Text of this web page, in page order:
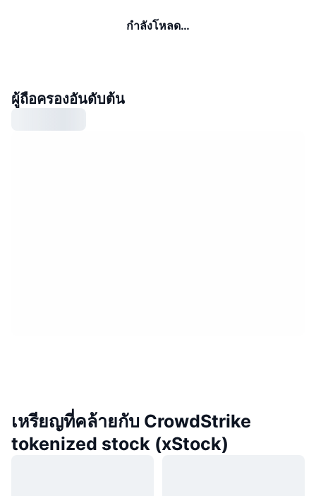
กำลังโหลด…
ผู้ถือครองอันดับต้น
เหรียญที่คล้ายกับ CrowdStrike
tokenized stock (xStock)